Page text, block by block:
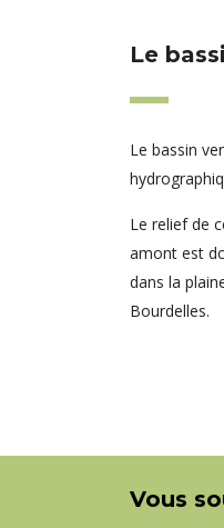
Le
Le bassin
Le relief de
amont est
dans la
Bourdelles.
Vous